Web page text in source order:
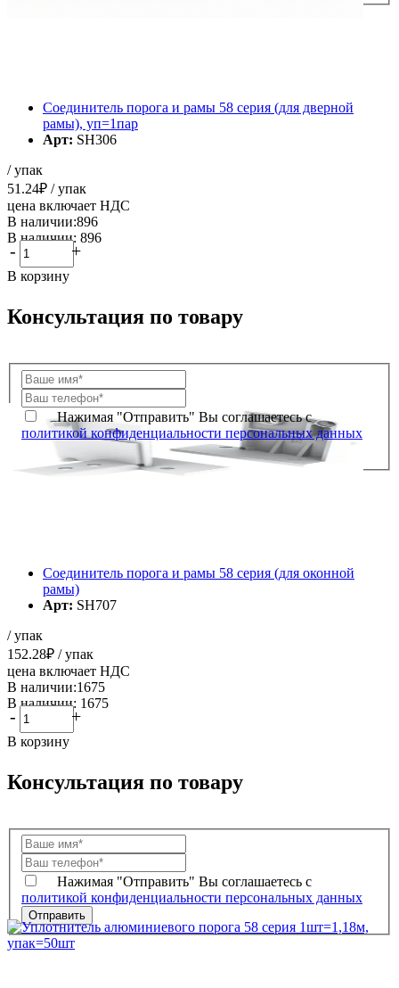
Соединитель порога и рамы 58 серия (для дверной
рамы), уп=1пар
Арт: SH306
/ упак
51.24₽ / упак
цена включает НДС
В наличии:896
В наличии: 896
- +
В корзину
Консультация по товару
Нажимая "Отправить" Вы соглашаетесь с
политикой конфиденциальности персональных данных
Соединитель порога и рамы 58 серия (для оконной
рамы)
Арт: SH707
/ упак
152.28₽ / упак
цена включает НДС
В наличии:1675
В наличии: 1675
- +
В корзину
Консультация по товару
Нажимая "Отправить" Вы соглашаетесь с
политикой конфиденциальности персональных данных